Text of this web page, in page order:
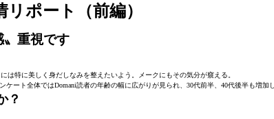
ポート（前編）
重視です
は特に美しく身だしなみを整えたいよう。メークにもその気分が窺える。
ート全体ではDomani読者の年齢の幅に広がりが見られ、30代前半、40代後半も増加し
？